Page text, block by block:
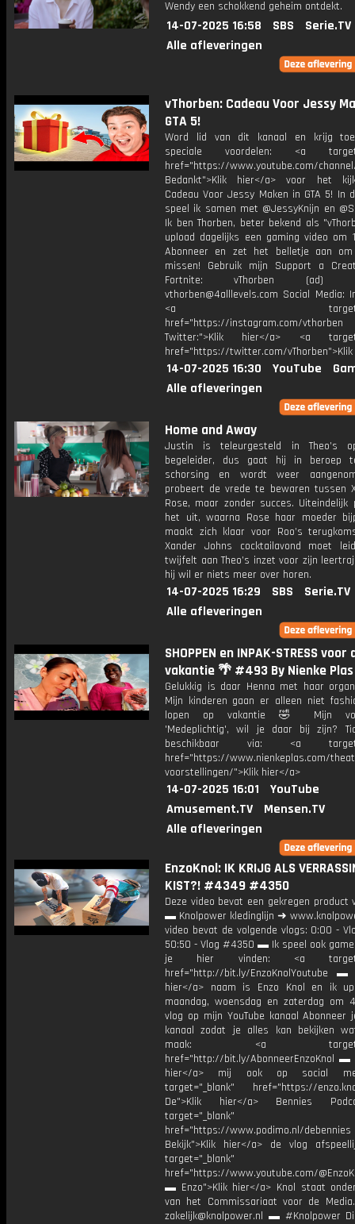
Wendy een schokkend geheim ontdekt.
14-07-2025 16:58 SBS
Serie.TV
Alle afleveringen
vThorben: Cadeau Voor Jessy
GTA 5!
Word lid van dit kanaal en krijg
speciale voordelen: <a
href="https://www.youtube.com/channel/
Bedankt">Klik hier</a> voor het
Cadeau Voor Jessy Maken in GTA 5! In
speel ik samen met @JessyKnijn en
Ik ben Thorben, beter bekend als
upload dagelijks een gaming video om
Abonneer en zet het belletje aan
missen! Gebruik mijn Support a
Fortnite: vThorben (ad)
vthorben@4alllevels.com Social Media:
<a
href="https://instagram.com/vthorben
Twitter:">Klik hier</a> <a
href="https://twitter.com/
14-07-2025 16:30 YouTube
Alle afleveringen
Home and Away
Justin is teleurgesteld in Theo’s
begeleider, dus gaat hij in beroep
schorsing en wordt weer
probeert de vrede te bewaren tussen
Rose, maar zonder succes. Uiteindelijk
het uit, waarna Rose haar moeder
maakt zich klaar voor Roo’s
Xander Johns cocktailavond moet
twijfelt aan Theo’s inzet voor zijn
hij wil er niets meer over horen.
14-07-2025 16:29 SBS
Serie.TV
Alle afleveringen
SHOPPEN en INPAK-STRESS voor
vakantie 🌴 #493 By Nienke Plas
Gelukkig is daar Henna met haar
Mijn kinderen gaan er alleen niet
lopen op vakantie 🤣 Mijn
'Medeplichtig', wil je daar bij zijn?
beschikbaar via: <a
href="https://www.nienkeplas.com/
voorstellingen/">Klik hier</a>
14-07-2025 16:01
YouTube
Amusement.TV
Mensen.TV
Alle afleveringen
EnzoKnol: IK KRIJG ALS
KIST?! #4349 #4350
Deze video bevat een gekregen product
▬ Knolpower kledinglijn ➜
video bevat de volgende vlogs: 0:00 -
50:50 - Vlog #4350 ▬ Ik speel ook
je hier vinden: <a
href="http://bit.ly/EnzoKnolYoutube ▬
hier</a> naam is Enzo Knol en ik
maandag, woensdag en zaterdag om
vlog op mijn YouTube kanaal Abonneer
kanaal zodat je alles kan bekijken
maak: <a
href="http://bit.ly/AbonneerEnzoKnol ▬
hier</a> mij ook op social
target="_blank" href="https://
De">Klik hier</a> Bennies
target="_blank"
href="https://www.podimo.nl/debennies
Bekijk">Klik hier</a> de vlog
target="_blank"
href="https://www.youtube.com/
▬ Enzo">Klik hier</a> Knol staat
van het Commissariaat voor de
zakelijk@knolpower.nl ▬ #Knolpower